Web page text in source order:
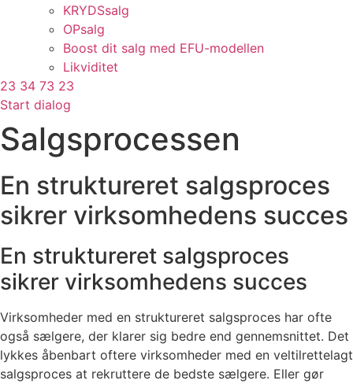
KRYDSsalg
OPsalg
Boost dit salg med EFU-modellen
Likviditet
23 34 73 23
Start dialog
Salgsprocessen
En struktureret salgsproces
sikrer virksomhedens succes
En struktureret salgsproces
sikrer virksomhedens succes
Virksomheder med en struktureret salgsproces har ofte
også sælgere, der klarer sig bedre end gennemsnittet. Det
lykkes åbenbart oftere virksomheder med en veltilrettelagt
salgsproces at rekruttere de bedste sælgere. Eller gør